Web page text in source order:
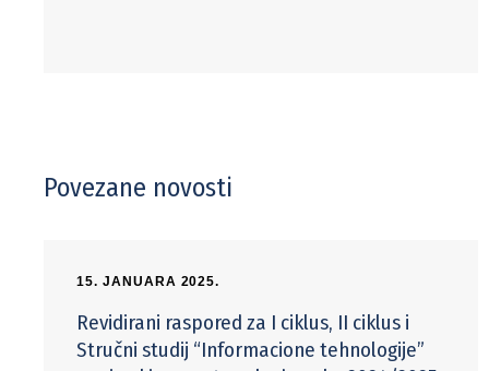
Povezane novosti
15. JANUARA 2025.
Revidirani raspored za I ciklus, II ciklus i
Stručni studij “Informacione tehnologije”